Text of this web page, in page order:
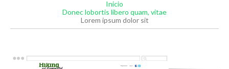
Inicio
Donec lobortis libero quam, vitae
Lorem ipsum dolor sit